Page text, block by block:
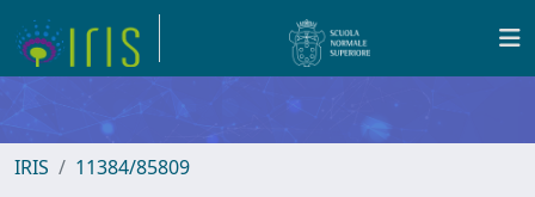
IRIS 11384/85809